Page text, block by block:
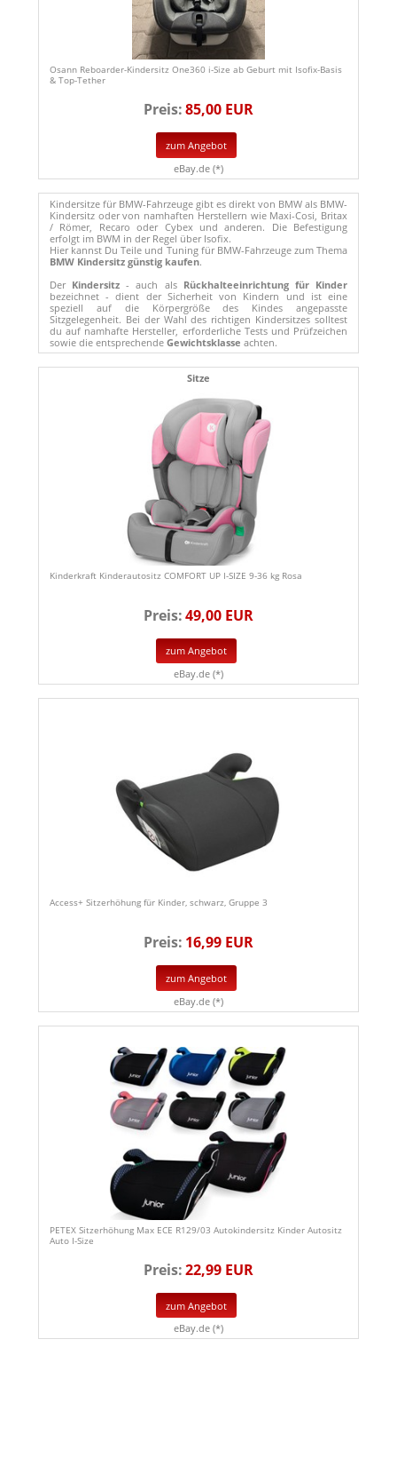
Osann Reboarder-Kindersitz One360 i-Size ab Geburt mit Isofix-Basis
& Top-Tether
Preis:85,00 EUR
zum Angebot
eBay.de (*)
Kindersitze für BMW-Fahrzeuge gibt es direkt von BMW als BMW-
Kindersitz oder von namhaften Herstellern wie Maxi-Cosi, Britax
/ Römer, Recaro oder Cybex und anderen. Die Befestigung
erfolgt im BWM in der Regel über Isofix.
Hier kannst Du Teile und Tuning für BMW-Fahrzeuge zum Thema
BMW Kindersitz günstig kaufen.
Der Kindersitz - auch als Rückhalteeinrichtung für Kinder
bezeichnet - dient der Sicherheit von Kindern und ist eine
speziell auf die Körpergröße des Kindes angepasste
Sitzgelegenheit. Bei der Wahl des richtigen Kindersitzes solltest
du auf namhafte Hersteller, erforderliche Tests und Prüfzeichen
sowie die entsprechende Gewichtsklasse achten.
Sitze
Kinderkraft Kinderautositz COMFORT UP I-SIZE 9-36 kg Rosa
Preis:49,00 EUR
zum Angebot
eBay.de (*)
Access+ Sitzerhöhung für Kinder, schwarz, Gruppe 3
Preis: 16,99 EUR
zum Angebot
eBay.de (*)
PETEX Sitzerhöhung Max ECE R129/03 Autokindersitz Kinder Autositz
Auto I-Size
Preis:22,99 EUR
zum Angebot
eBay.de (*)